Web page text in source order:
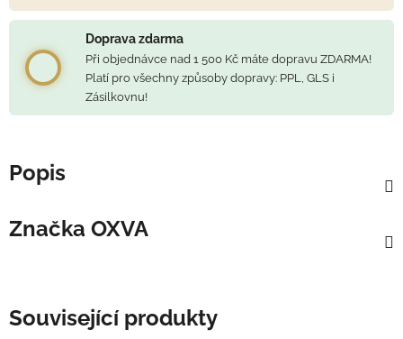
Doprava zdarma
Při objednávce nad 1 500 Kč máte dopravu ZDARMA!
Platí pro všechny způsoby dopravy: PPL, GLS i
Zásilkovnu!
Popis
Značka OXVA
Související produkty